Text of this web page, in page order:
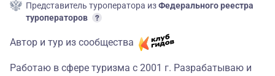
Представитель туроператора изФедерального реестра
туроператоров
Автор и тур из сообщества
Работаю в сфере туризма с 2001 г. Разрабатываю и